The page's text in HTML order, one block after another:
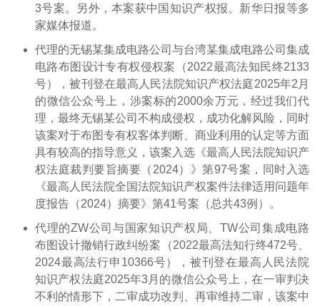
3号案。另外，本案获中国知识产权报、新华日报等多
家媒体报道。
代理的无锡某集成电路公司与台湾某集成电路公司集成
电路布图设计专有权侵权案（2022最高法知民终2133
号），被刊登在最高人民法院知识产权法庭2025年2月
的微信公众号上，涉案标的2000余万元，经过我们代
理，最终无锡某公司不构成侵权，成功化解风险，同时
该案对于布图专有权客体判断、商业利用的认定等方面
具有较高的指导意义，该案入选《最高人民法院知识产
权法庭裁判要旨摘要（2024）》第97号案，同时入选
《最高人民法院全国法院知识产权案件法律适用问题年
度报告（2024）摘要》第41号案（总共43例）。
代理的ZW公司与国家知识产权局、TW公司集成电路
布图设计撤销行政纠纷案（2022最高法知行终472号、
2024最高法行申10366号），被刊登在最高人民法院
知识产权法庭2025年3月的微信公众号上，在一审判决
不利的情形下，二审成功改判、再审维持二审，该案中